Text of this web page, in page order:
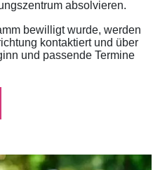
absolvieren.
bewilligt wurde, werden
kontaktiert und über
und passende Termine